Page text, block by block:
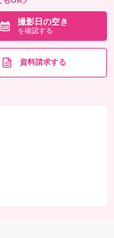
撮影日の空き
を確認する
資料請求する